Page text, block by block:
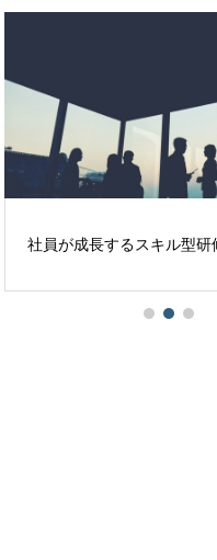
社員が成長するスキル型研